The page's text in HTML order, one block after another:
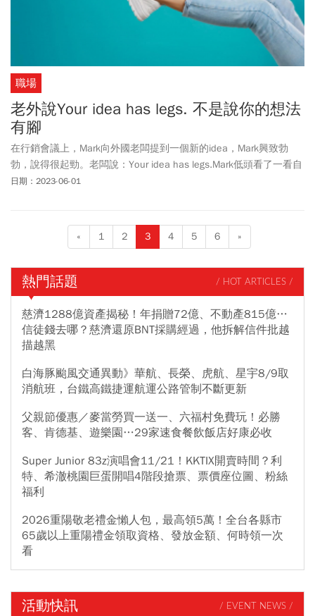
職場
老外說Your idea has legs. 不是說你的想法
有腳
在行銷會議上，Mark向外國老闆提到一個新的idea，Mark興致勃
勃，說得很起勁。老闆說：Your idea has legs.Mark低頭看了一看自
己的腿，Idea有腿？是甚麼意思？難道是說這想法不可靠，稍縱即
日期：2023-06-01
« 1 2 3 4 5 6 »
熱門話題 / HOT ARTICLES /
慈濟1288億資產揭秘！年捐贈72億、不動產815億…
信徒錢去哪？慈濟還原BNT採購經過，他拆解信件批越
描越黑
白海豚颱風交通異動》華航、長榮、虎航、星宇8/9取
消航班，台鐵高鐵捷運航運公路管制不斷更新
父親節優惠／麥當勞買一送一、六福村免費玩！必勝
客、肯德基、遊樂園…29家速食餐飲飯店好康必收
Super Junior 83z演唱會11/21！KKTIX開賣時間？利
特、希澈桃園巨蛋開唱4階段搶票、票價座位圖、粉絲
福利
2026重陽敬老禮金懶人包，最高領5萬！全台各縣市
65歲以上重陽禮金領取資格、發放金額、何時領一次
看
活動快訊 / EVENT NEWS /